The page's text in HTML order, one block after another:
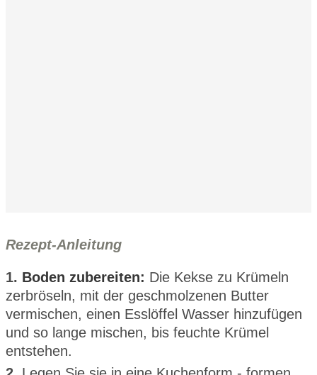
Rezept-Anleitung
1. Boden zubereiten: Die Kekse zu Krümeln
zerbröseln, mit der geschmolzenen Butter
vermischen, einen Esslöffel Wasser hinzufügen
und so lange mischen, bis feuchte Krümel
entstehen.